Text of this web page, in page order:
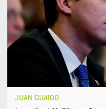
JUAN GUAIDO